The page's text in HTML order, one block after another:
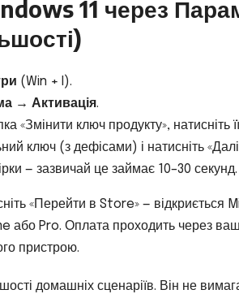
11 через
(Win + I).
→ Активація.
«Змінити ключ продукту», натисніть
ключ (з дефісами) і натисніть
— зазвичай це займає 10–30 секунд.
«Перейти в Store» —
або Pro. Оплата проходить через
пристрою.
домашніх сценаріїв. Він не